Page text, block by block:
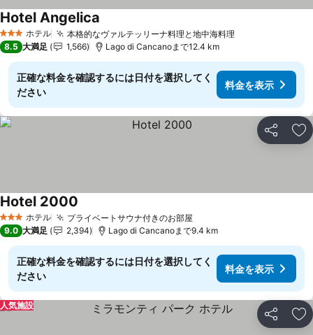
3 ホテルのランク
ホテル 本格的なヴァルテッリーナ料理と地中海料理
Hotel Angelica
8.5 大満足 1,566 Lago di Cancanoまで12.4 km
正確な料金を確認するには日付を選択してく
ださい
料金を表示
シェア お
3 ホテルのランク
ホテル プライベートサウナ付きのお部屋
Hotel 2000
9.0 大満足 2,394 Lago di Cancanoまで9.4 km
正確な料金を確認するには日付を選択してく
ださい
料金を表示
シェア お
人気施設